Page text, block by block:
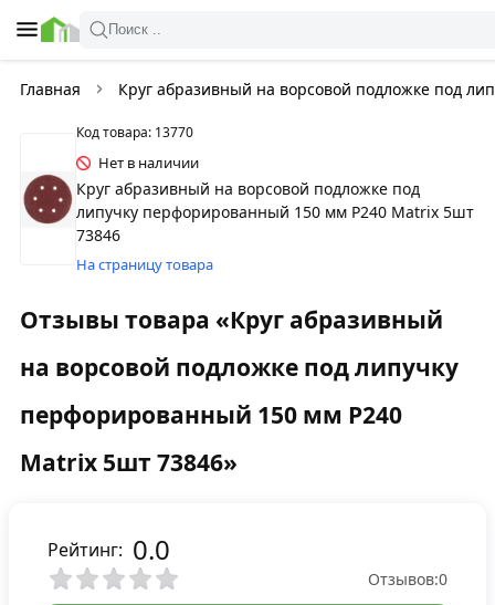
Поиск ..
Главная Круг абразивный на ворсовой подложке под
Код товара: 13770
Нет в наличии
Круг абразивный на ворсовой подложке под
липучку перфорированный 150 мм Р240 Matriх 5шт
73846
На страницу товара
Отзывы товара «Круг абразивный
на ворсовой подложке под липучку
перфорированный 150 мм Р240
Matriх 5шт 73846»
Рейтинг: 0.0
Отзывов:0